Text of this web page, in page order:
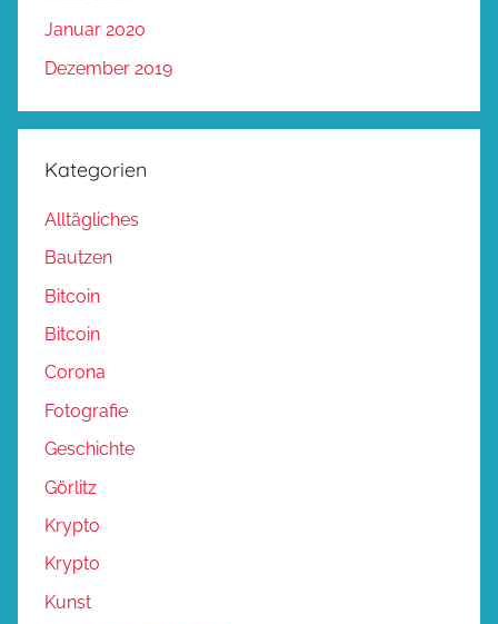
Januar 2020
Dezember 2019
Kategorien
Alltägliches
Bautzen
Bitcoin
Bitcoin
Corona
Fotografie
Geschichte
Görlitz
Krypto
Krypto
Kunst